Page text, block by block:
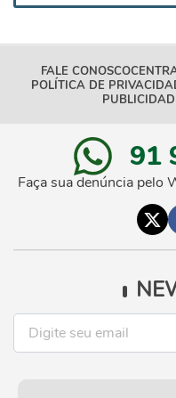
FALE CONOSCO
POLÍTICA DE
91
Faça sua denúncia pelo